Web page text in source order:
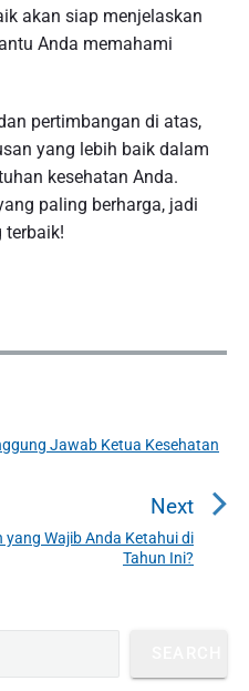
akan siap menjelaskan
Anda memahami
pertimbangan di atas,
yang lebih baik dalam
kesehatan Anda.
paling berharga, jadi
terbaik!
Jawab Ketua Kesehatan
Next
N
e
o
yang Wajib Anda Ketahui di
Tahun Ini?